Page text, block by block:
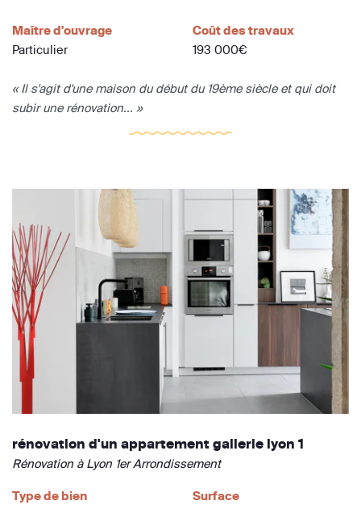
Maître d'ouvrage
Particulier
Coût des travaux
193 000€
« Il s'agit d'une maison du début du 19ème siècle et qui doit
subir une rénovation... »
rénovation d'un appartement gallerie lyon 1
Rénovation à Lyon 1er Arrondissement
Type de bien Surface